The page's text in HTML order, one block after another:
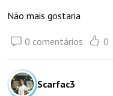
Não mais gostaria
0 comentários 0
Scarfac3